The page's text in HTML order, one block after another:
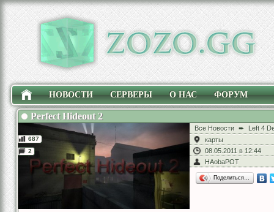
НОВОСТИ СЕРВЕРЫ О НАС ФОРУМ
Perfect Hideout 2
Все Новости ➨
Left 4
карты
08.05.2011 в 12:44
HAobaPOT
Поделиться…
687
2